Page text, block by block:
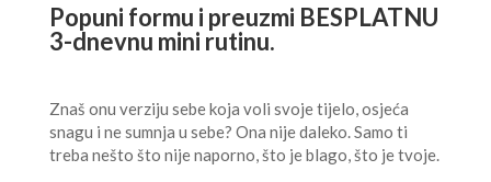
Popuni formu i preuzmi BESPLATNU
3-dnevnu mini rutinu.
Znaš onu verziju sebe koja voli svoje tijelo, osjeća
snagu i ne sumnja u sebe? Ona nije daleko. Samo ti
treba nešto što nije naporno, što je blago, što je tvoje.